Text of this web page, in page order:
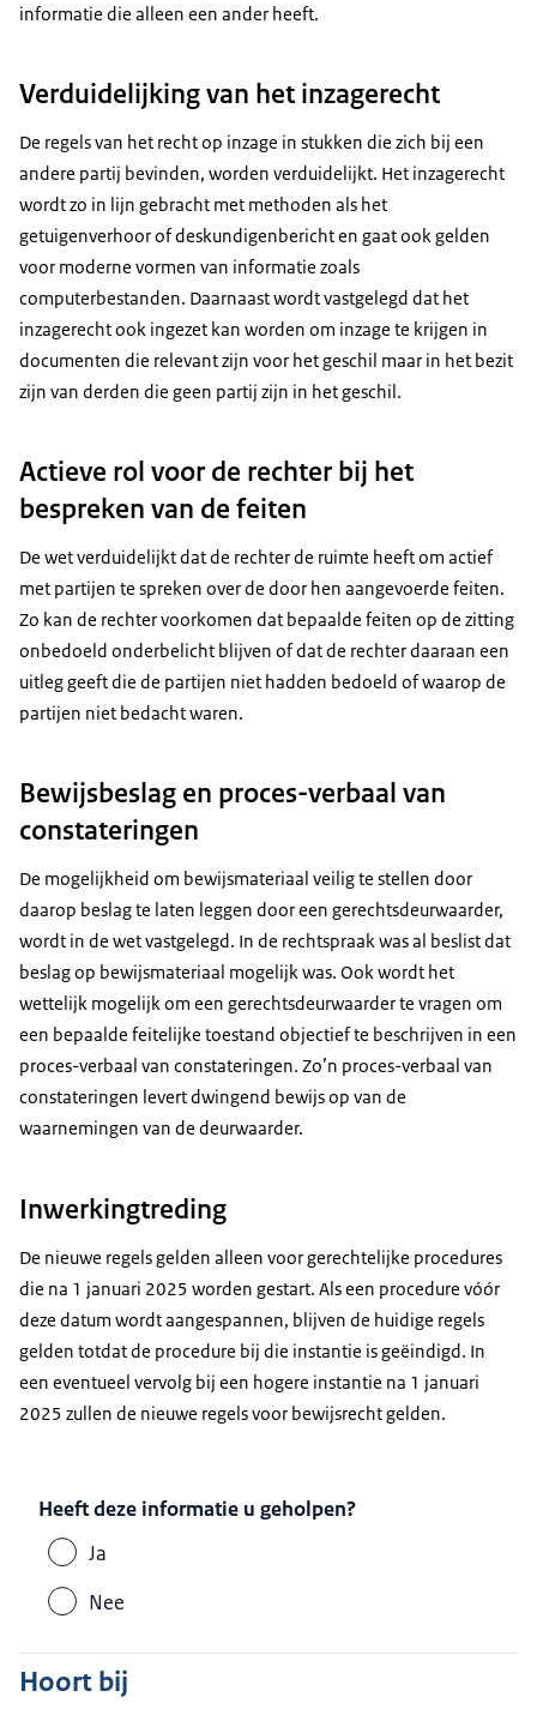
informatie die alleen een ander heeft.
Verduidelijking van het inzagerecht
De regels van het recht op inzage in stukken die zich bij een
andere partij bevinden, worden verduidelijkt. Het inzagerecht
wordt zo in lijn gebracht met methoden als het
getuigenverhoor of deskundigenbericht en gaat ook gelden
voor moderne vormen van informatie zoals
computerbestanden. Daarnaast wordt vastgelegd dat het
inzagerecht ook ingezet kan worden om inzage te krijgen in
documenten die relevant zijn voor het geschil maar in het bezit
zijn van derden die geen partij zijn in het geschil.
Actieve rol voor de rechter bij het
bespreken van de feiten
De wet verduidelijkt dat de rechter de ruimte heeft om actief
met partijen te spreken over de door hen aangevoerde feiten.
Zo kan de rechter voorkomen dat bepaalde feiten op de zitting
onbedoeld onderbelicht blijven of dat de rechter daaraan een
uitleg geeft die de partijen niet hadden bedoeld of waarop de
partijen niet bedacht waren.
Bewijsbeslag en proces-verbaal van
constateringen
De mogelijkheid om bewijsmateriaal veilig te stellen door
daarop beslag te laten leggen door een gerechtsdeurwaarder,
wordt in de wet vastgelegd. In de rechtspraak was al beslist dat
beslag op bewijsmateriaal mogelijk was. Ook wordt het
wettelijk mogelijk om een gerechtsdeurwaarder te vragen om
een bepaalde feitelijke toestand objectief te beschrijven in een
proces-verbaal van constateringen. Zo’n proces-verbaal van
constateringen levert dwingend bewijs op van de
waarnemingen van de deurwaarder.
Inwerkingtreding
De nieuwe regels gelden alleen voor gerechtelijke procedures
die na 1 januari 2025 worden gestart. Als een procedure vóór
deze datum wordt aangespannen, blijven de huidige regels
gelden totdat de procedure bij die instantie is geëindigd. In
een eventueel vervolg bij een hogere instantie na 1 januari
2025 zullen de nieuwe regels voor bewijsrecht gelden.
Heeft deze informatie u geholpen?
Ja
Nee
Hoort bij